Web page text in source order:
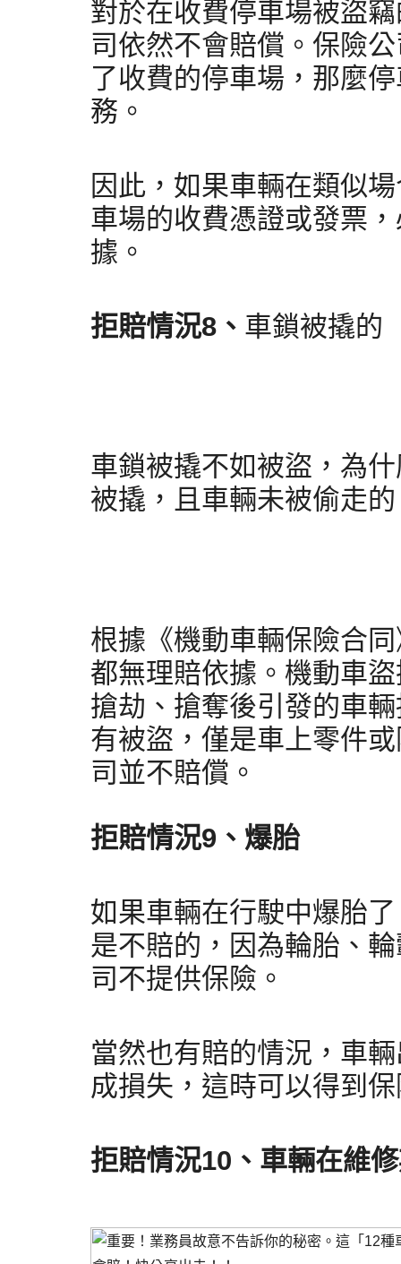
對於在收費停車場被盜
司依然不會賠償。保險
了收費的停車場，那麼
務。
因此，如果車輛在類似
車場的收費憑證或發票
據。
拒賠情況8、 車鎖被撬的
車鎖被撬不如被盜，為
被撬，且車輛未被偷走
根據《機動車輛保險合
都無理賠依據。機動車
搶劫、搶奪後引發的車
有被盜，僅是車上零件
司並不賠償。
拒賠情況9、爆胎
如果車輛在行駛中爆胎
是不賠的，因為輪胎、
司不提供保險。
當然也有賠的情況，車
成損失，這時可以得到
拒賠情況10、 車輛在維